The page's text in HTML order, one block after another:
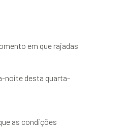
em que rajadas
noite desta quarta-
as condições